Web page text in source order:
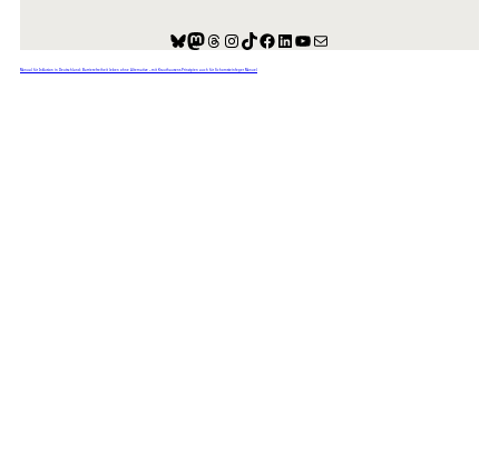
Bluesky
Mastodon
Threads
Instagram
TikTok
Facebook
LinkedIn
YouTube
E-Mail
Manual für Inklusion in Deutschland: Barrierefreiheit leben ohne Alternative – mit Krauthausens Prinzipien auch für Schornsteinfeger Manuel